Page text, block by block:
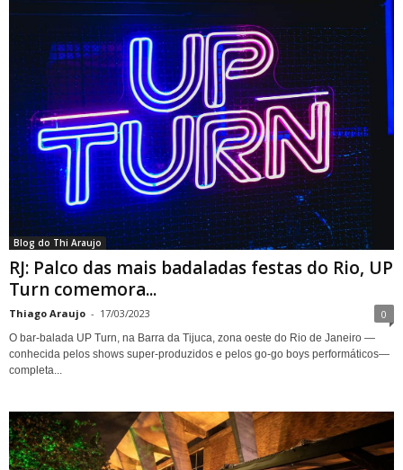
Blog do Thi Araujo
RJ: Palco das mais badaladas festas do Rio, UP
Turn comemora...
Thiago Araujo - 17/03/2023 0
O bar-balada UP Turn, na Barra da Tijuca, zona oeste do Rio de Janeiro —
conhecida pelos shows super-produzidos e pelos go-go boys performáticos—
completa...